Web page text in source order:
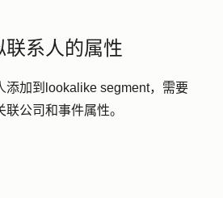
系人的属性
添加到lookalike segment，需要
公司和事件属性。